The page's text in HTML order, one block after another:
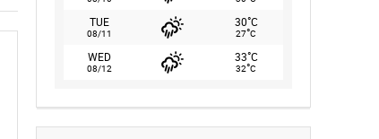
TUE
08/11
30°C
27°C
WED
08/12
33°C
32°C